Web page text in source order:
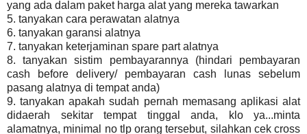
yang ada dalam paket harga alat yang mereka tawarkan
5. tanyakan cara perawatan alatnya
6. tanyakan garansi alatnya
7. tanyakan keterjaminan spare part alatnya
8. tanyakan sistim pembayarannya (hindari pembayaran
cash before delivery/ pembayaran cash lunas sebelum
pasang alatnya di tempat anda)
9. tanyakan apakah sudah pernah memasang aplikasi alat
didaerah sekitar tempat tinggal anda, klo ya...minta
alamatnya, minimal no tlp orang tersebut, silahkan cek cross